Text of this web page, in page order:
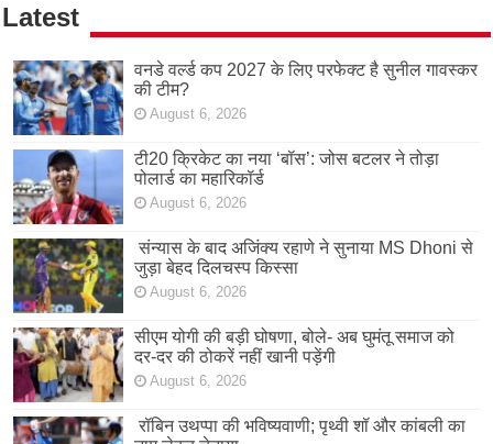
Latest
वनडे वर्ल्ड कप 2027 के लिए परफेक्ट है सुनील गावस्कर
की टीम?
August 6, 2026
टी20 क्रिकेट का नया ‘बॉस’: जोस बटलर ने तोड़ा
पोलार्ड का महारिकॉर्ड
August 6, 2026
संन्यास के बाद अजिंक्‍य रहाणे ने सुनाया MS Dhoni से
जुड़ा बेहद दिलचस्प किस्सा
August 6, 2026
सीएम योगी की बड़ी घोषणा, बोले- अब घुमंतू समाज को
दर-दर की ठोकरें नहीं खानी पड़ेंगी
August 6, 2026
रॉबिन उथप्पा की भविष्यवाणी; पृथ्वी शॉ और कांबली का